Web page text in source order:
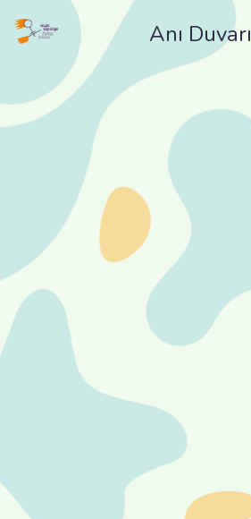
Anı Duvarı